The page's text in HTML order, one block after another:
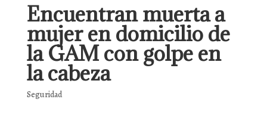
Encuentran muerta a
mujer en domicilio de
la GAM con golpe en
la cabeza
Seguridad